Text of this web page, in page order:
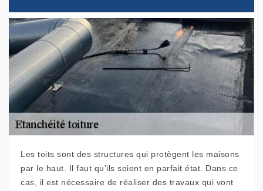
Les toits sont des structures qui protègent les maisons
par le haut. Il faut qu'ils soient en parfait état. Dans ce
cas, il est nécessaire de réaliser des travaux qui vont